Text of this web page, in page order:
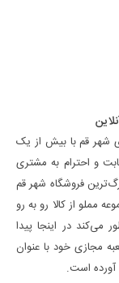
شهر قم با بیش از یک
و احترام به مشتری
فروشگاه شهر قم
مملو از کالا رو به رو
می‌کند در اینجا پیدا
مجازی خود با عنوان
آورده است.